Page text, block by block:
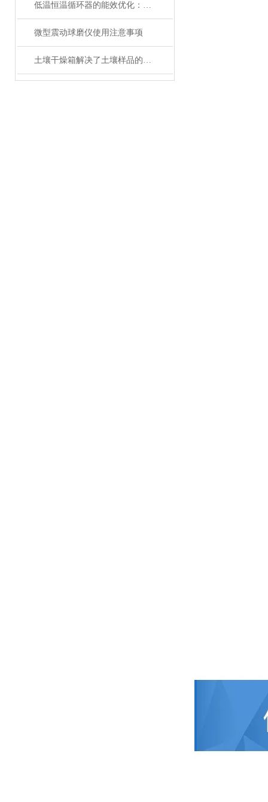
低温恒温循环器的能效优化：如何节约能源消耗
微型震动球磨仪使用注意事项
土壤干燥箱解决了土壤样品的制备工作效率底的问题